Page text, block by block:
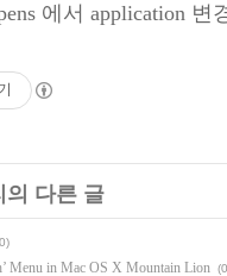
에서 application 변
의 다른 글
Menu in Mac OS X Mountain Lion